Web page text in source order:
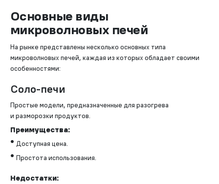
Основные виды
микроволновых печей
На рынке представлены несколько основных типа
микроволновых печей, каждая из которых обладает своими
особенностями:
Соло-печи
Простые модели, предназначенные для разогрева
и разморозки продуктов.
Преимущества:
Доступная цена.
Простота использования.
Недостатки: